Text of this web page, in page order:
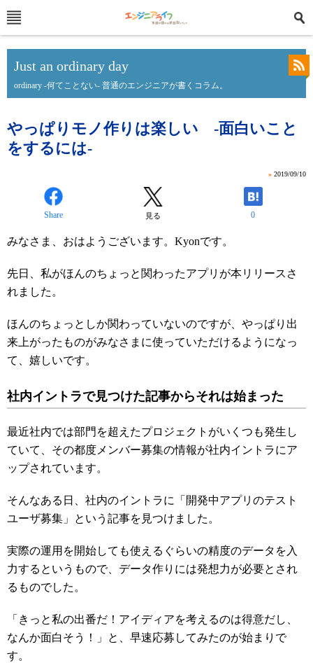
Just an ordinary day
ordinary -何てことない- 普通のエンジニアが書くコラム。
やっぱりモノ作りは楽しい -面白いこと
をするには-
» 2019/09/10
Share 見る 0
みなさま、おはようございます。Kyonです。
先日、私がほんのちょっと関わったアプリが本リリースさ
れました。
ほんのちょっとしか関わっていないのですが、やっぱり出
来上がったものがみなさまに使っていただけるようになっ
て、嬉しいです。
社内イントラで見つけた記事からそれは始まった
最近社内では部門を超えたプロジェクトがいくつも発生し
ていて、その都度メンバー募集の情報が社内イントラにア
ップされています。
そんなある日、社内のイントラに「開発中アプリのテスト
ユーザ募集」という記事を見つけました。
実際の運用を開始しても使えるぐらいの精度のデータを入
力するというもので、データ作りには発想力が必要とされ
るものでした。
「きっと私の出番だ！アイディアを考えるのは得意だし、
なんか面白そう！」と、早速応募してみたのが始まりで
す。